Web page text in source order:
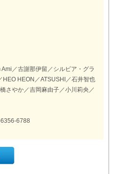
／古謝那伊留／シルビア・グラ
HEON／ATSUSHI／石井智也
さやか／吉岡麻由子／小川莉央／
6788